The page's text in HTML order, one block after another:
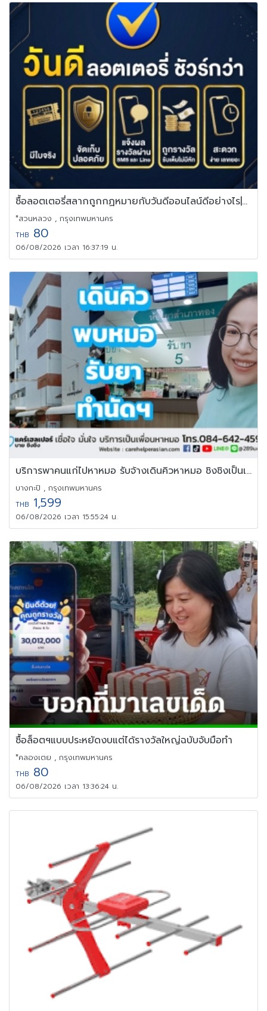
ซื้อลอตเตอรี่สลากถูกกฏหมายกับวันดีออนไลน์ดีอย่างไร|Vandee Online
*สวนหลวง , กรุงเทพมหานคร
THB 80
06/08/2026 เวลา 16:37:19 น.
บริการพาคนแก่ไปหาหมอ รับจ้างเดินคิวหาหมอ ชิงชิงเป็นเพื่อนหาหมอ
บางกะปิ , กรุงเทพมหานคร
THB 1,599
06/08/2026 เวลา 15:55:24 น.
ซื้อล็อตฯแบบประหยัดงบแต่ได้รางวัลใหญ่ฉบับจับมือทำ
*คลองเตย , กรุงเทพมหานคร
THB 80
06/08/2026 เวลา 13:36:24 น.